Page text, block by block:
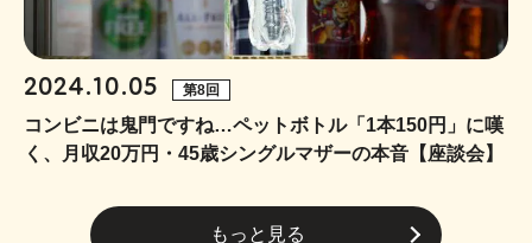
2024.10.05 第8回
コンビニは鬼門ですね…ペットボトル「1本150円」に嘆
く、月収20万円・45歳シングルマザーの本音【座談会】
もっと見る